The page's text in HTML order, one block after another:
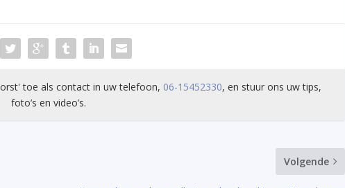
toe als contact in uw telefoon, 06-15452330, en stuur ons uw tips,
foto’s en video’s.
Volgende